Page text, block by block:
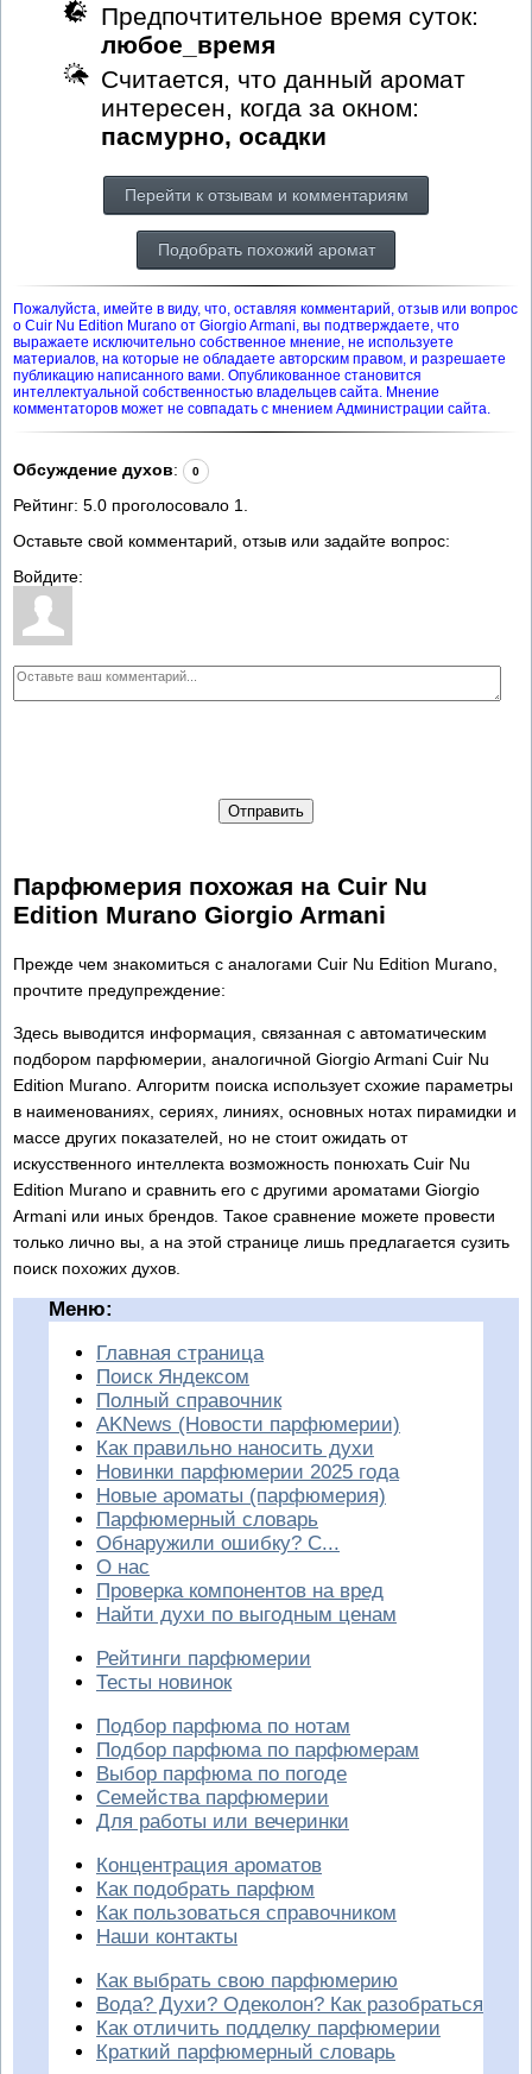
Предпочтительное время суток:
любое_время
Считается, что данный аромат
интересен, когда за окном:
пасмурно, осадки
Перейти к отзывам и комментариям
Подобрать похожий аромат
Пожалуйста, имейте в виду, что, оставляя комментарий, отзыв или вопрос
о Cuir Nu Edition Murano от Giorgio Armani, вы подтверждаете, что
выражаете исключительно собственное мнение, не используете
материалов, на которые не обладаете авторским правом, и разрешаете
публикацию написанного вами. Опубликованное становится
интеллектуальной собственностью владельцев сайта. Мнение
комментаторов может не совпадать с мнением Администрации сайта.
Обсуждение духов: 0
Рейтинг: 5.0 проголосовало 1
Оставьте свой комментарий, отзыв или задайте вопрос:
Войдите:
Отправить
Парфюмерия похожая на Cuir Nu
Edition Murano Giorgio Armani
Прежде чем знакомиться с аналогами Cuir Nu Edition Murano,
прочтите предупреждение:
Здесь выводится информация, связанная с автоматическим
подбором парфюмерии, аналогичной Giorgio Armani Cuir Nu
Edition Murano. Алгоритм поиска использует схожие параметры
в наименованиях, сериях, линиях, основных нотах пирамидки и
массе других показателей, но не стоит ожидать от
искусственного интеллекта возможность понюхать Cuir Nu
Edition Murano и сравнить его с другими ароматами Giorgio
Armani или иных брендов. Такое сравнение можете провести
только лично вы, а на этой странице лишь предлагается сузить
поиск похожих духов.
Меню:
Главная страница
Поиск Яндексом
Полный справочник
AKNews (Новости парфюмерии)
Как правильно наносить духи
Новинки парфюмерии 2025 года
Новые ароматы (парфюмерия)
Парфюмерный словарь
Обнаружили ошибку? С...
О нас
Проверка компонентов на вред
Найти духи по выгодным ценам
Рейтинги парфюмерии
Тесты новинок
Подбор парфюма по нотам
Подбор парфюма по парфюмерам
Выбор парфюма по погоде
Семейства парфюмерии
Для работы или вечеринки
Концентрация ароматов
Как подобрать парфюм
Как пользоваться справочником
Наши контакты
Как выбрать свою парфюмерию
Вода? Духи? Одеколон? Как разобраться
Как отличить подделку парфюмерии
Краткий парфюмерный словарь